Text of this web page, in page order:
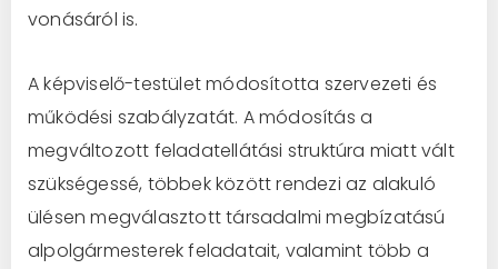
vonásáról is.
A képviselő-testület módosította szervezeti és
működési szabályzatát. A módosítás a
megváltozott feladatellátási struktúra miatt vált
szükségessé, többek között rendezi az alakuló
ülésen megválasztott társadalmi megbízatású
alpolgármesterek feladatait, valamint több a